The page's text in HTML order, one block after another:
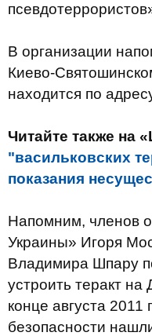
В организации
Киево-
находится по
Читайте также на
"васильковских
показания
Напомним, членов
Украины» Игоря
Владимира Шпару
устроить теракт
конце августа
безопасности